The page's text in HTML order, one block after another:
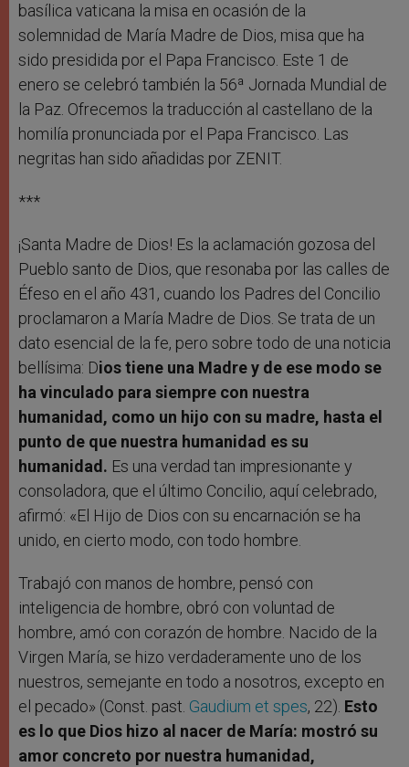
basílica vaticana la misa en ocasión de la
solemnidad de María Madre de Dios, misa que ha
sido presidida por el Papa Francisco. Este 1 de
enero se celebró también la 56ª Jornada Mundial de
la Paz. Ofrecemos la traducción al castellano de la
homilía pronunciada por el Papa Francisco. Las
negritas han sido añadidas por ZENIT.
***
¡Santa Madre de Dios! Es la aclamación gozosa del
Pueblo santo de Dios, que resonaba por las calles de
Éfeso en el año 431, cuando los Padres del Concilio
proclamaron a María Madre de Dios. Se trata de un
dato esencial de la fe, pero sobre todo de una noticia
bellísima: Dios tiene una Madre y de ese modo se
ha vinculado para siempre con nuestra
humanidad, como un hijo con su madre, hasta el
punto de que nuestra humanidad es su
humanidad. Es una verdad tan impresionante y
consoladora, que el último Concilio, aquí celebrado,
afirmó: «El Hijo de Dios con su encarnación se ha
unido, en cierto modo, con todo hombre.
Trabajó con manos de hombre, pensó con
inteligencia de hombre, obró con voluntad de
hombre, amó con corazón de hombre. Nacido de la
Virgen María, se hizo verdaderamente uno de los
nuestros, semejante en todo a nosotros, excepto en
el pecado» (Const. past. Gaudium et spes, 22). Esto
es lo que Dios hizo al nacer de María: mostró su
amor concreto por nuestra humanidad,